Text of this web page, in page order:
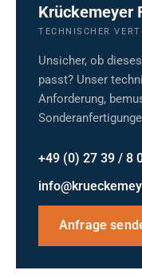
Krückemeyer
TECHNISCHER
Unsicher, ob
passt? Unser
Anforderung,
+49 (0) 27 39 / 8
Anfrage